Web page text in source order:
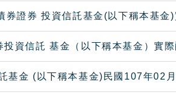
證券 投資信託基金(以下稱本基金)
資信託 基金（以下稱本基金）實際
基金 (以下稱本基金)民國107年02